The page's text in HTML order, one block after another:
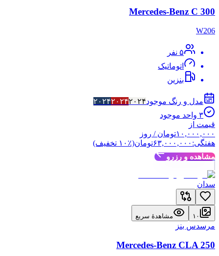
Mercedes-Benz C 300
W206
۵ نفر
اتوماتیک
بنزین
مدل و رنگ موجود ۲۰۲۴۲۰۲۴۲۰۲۴
۳ واحد موجود
قیمت از
۱۰,۰۰۰,۰۰۰تومان / روز
هفتگی: ۶۳,۰۰۰,۰۰۰تومان(٪ ۱۰ تخفیف)
مشاهده و رزرو
سدان
۱۰ مشاهدهٔ سریع
مرسدس بنز
Mercedes-Benz CLA 250